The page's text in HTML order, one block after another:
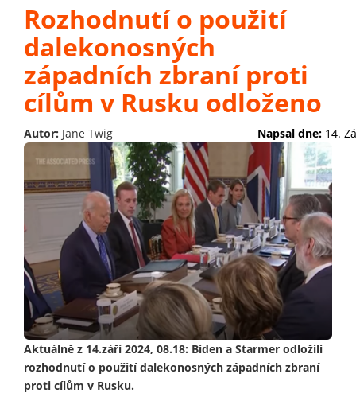
Rozhodnutí o použití
dalekonosných
západních zbraní proti
cílům v Rusku odloženo
Autor: Jane Twig Napsal dne: 14.
Aktuálně z 14.září 2024, 08.18: Biden a Starmer odložili
rozhodnutí o použití dalekonosných západních zbraní
proti cílům v Rusku.